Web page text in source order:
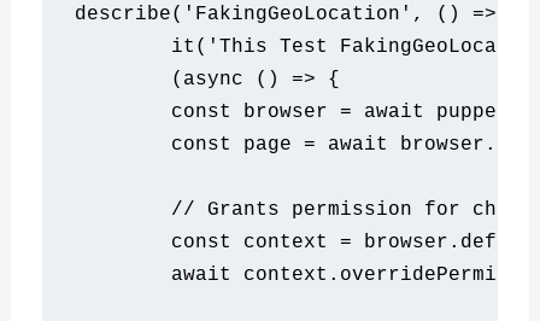
describe( 'FakingGeoLocation' , () =>
	it
( 'This Test
( async () =>
{
const browser = await
const page = await browser .
// Grants permission for
const context = browser .
await context .